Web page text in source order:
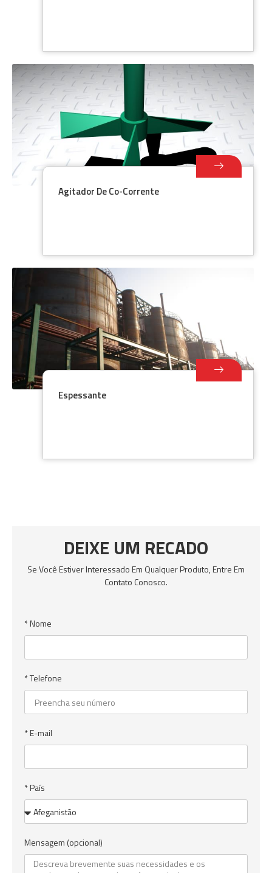
Agitador De Co-Corrente
Espessante
DEIXE UM RECADO
Se Você Estiver Interessado Em Qualquer Produto, Entre Em
Contato Conosco.
* Nome
* Telefone
* E-mail
* País
Mensagem (opcional)